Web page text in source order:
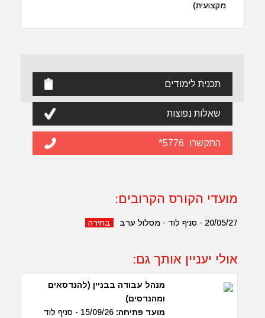
מקצועית)
תכנית לימודים
שאלות נפוצות
התקשרו: 5776*
מועדי הקורס הקרובים:
20/05/27 - סניף לוד - מסלול ערב בחירה
אולי יעניין אותך גם:
מנהל עבודה בבניין (להנדסאים
ומהנדסים)
מועד פתיחה: 15/09/26 - סניף לוד